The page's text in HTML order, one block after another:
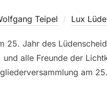
Teipel Lux
25. Jahr des
alle Freunde der
am